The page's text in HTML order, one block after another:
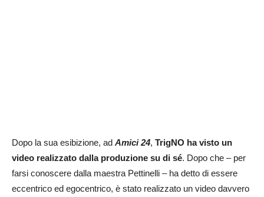
Dopo la sua esibizione, ad Amici 24, TrigNO ha visto un
video realizzato dalla produzione su di sé. Dopo che – per
farsi conoscere dalla maestra Pettinelli – ha detto di essere
eccentrico ed egocentrico, è stato realizzato un video davvero